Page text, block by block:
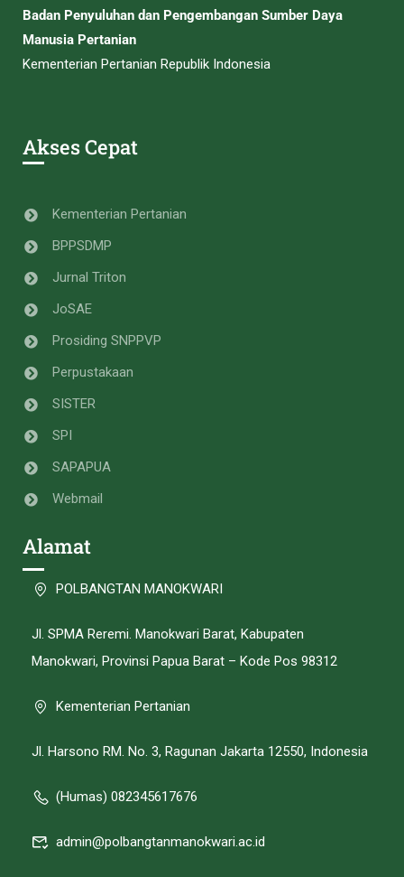
Badan Penyuluhan dan Pengembangan Sumber Daya
Manusia Pertanian
Kementerian Pertanian Republik Indonesia
Akses Cepat
Kementerian Pertanian
BPPSDMP
Jurnal Triton
JoSAE
Prosiding SNPPVP
Perpustakaan
SISTER
SPI
SAPAPUA
Webmail
Alamat
POLBANGTAN MANOKWARI
Jl. SPMA Reremi. Manokwari Barat, Kabupaten
Manokwari, Provinsi Papua Barat – Kode Pos 98312
Kementerian Pertanian
Jl. Harsono RM. No. 3, Ragunan Jakarta 12550, Indonesia
(Humas) 082345617676
admin@polbangtanmanokwari.ac.id